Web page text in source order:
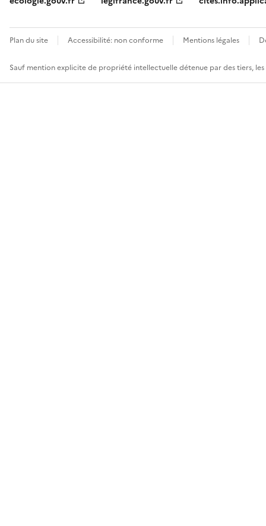
Plan du site Accessibilité: non conforme Mentions légales
Sauf mention explicite de propriété intellectuelle détenue par des tiers,